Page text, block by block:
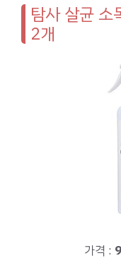
탐사 살균
2개
가격 :